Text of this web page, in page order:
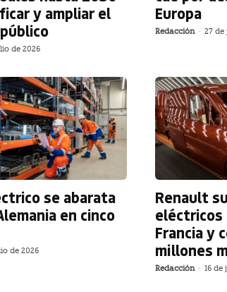
y ampliar el
de 2026
Europa
Redacción - 27 de
se abarata
en cinco
de 2026
Renault
eléctricos
Francia y
millones
Redacción - 16 de